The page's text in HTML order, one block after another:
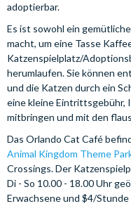
adoptierbar.
Es ist sowohl ein
macht, um eine Tasse
Katzenspielplatz/
herumlaufen. Sie können
und die Katzen durch ein
eine kleine Eintrittsgebühr,
mitbringen und mit den
Das Orlando Cat Café
Animal Kingdom Theme
Crossings. Der
Di - So 10.00 - 18.00 Uhr
Erwachsene und $4/